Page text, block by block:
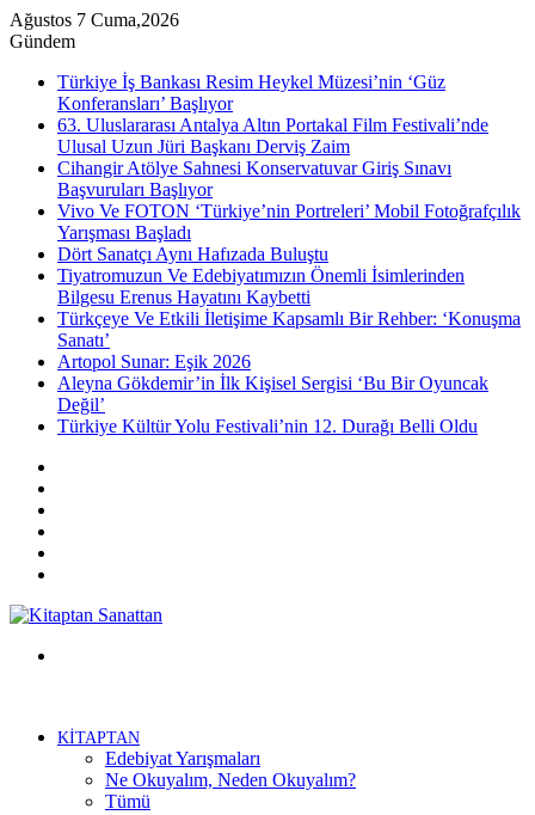
Ağustos 7 Cuma,2026
Gündem
Türkiye İş Bankası Resim Heykel Müzesi’nin ‘Güz
Konferansları’ Başlıyor
63. Uluslararası Antalya Altın Portakal Film Festivali’nde
Ulusal Uzun Jüri Başkanı Derviş Zaim
Cihangir Atölye Sahnesi Konservatuvar Giriş Sınavı
Başvuruları Başlıyor
Vivo Ve FOTON ‘Türkiye’nin Portreleri’ Mobil Fotoğrafçılık
Yarışması Başladı
Dört Sanatçı Aynı Hafızada Buluştu
Tiyatromuzun Ve Edebiyatımızın Önemli İsimlerinden
Bilgesu Erenus Hayatını Kaybetti
Türkçeye Ve Etkili İletişime Kapsamlı Bir Rehber: ‘Konuşma
Sanatı’
Artopol Sunar: Eşik 2026
Aleyna Gökdemir’in İlk Kişisel Sergisi ‘Bu Bir Oyuncak
Değil’
Türkiye Kültür Yolu Festivali’nin 12. Durağı Belli Oldu
KİTAPTAN
Edebiyat Yarışmaları
Ne Okuyalım, Neden Okuyalım?
Tümü